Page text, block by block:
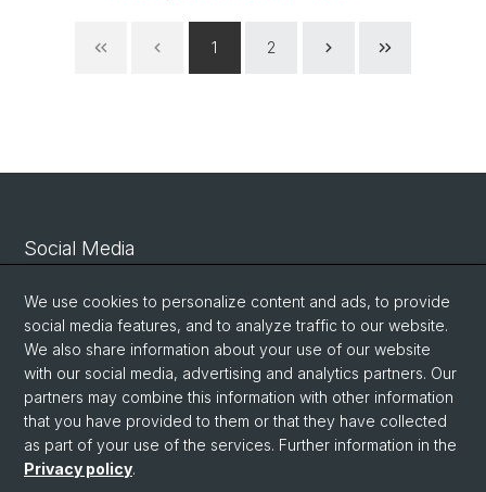
1 2
Social Media
Linkedin
Bluesky
Vimeo
We use cookies to personalize content and ads, to provide
social media features, and to analyze traffic to our website.
We also share information about your use of our website
with our social media, advertising and analytics partners. Our
partners may combine this information with other information
that you have provided to them or that they have collected
as part of your use of the services. Further information in the
Privacy policy.